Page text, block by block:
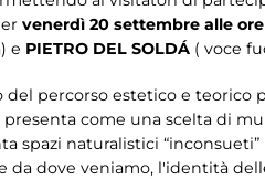
venerdì 20 settembre alle ore
e PIETRO DEL SOLDÁ ( voce
del percorso estetico e
presenta come una scelta di
spazi naturalistici
da dove veniamo, l'identità